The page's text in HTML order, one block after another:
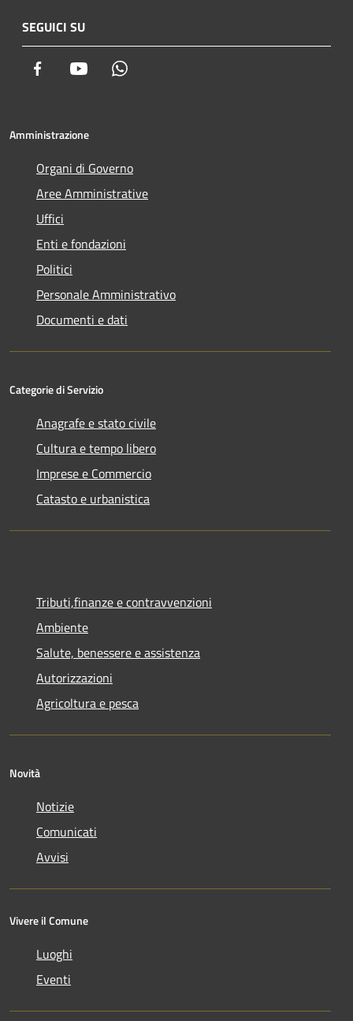
SEGUICI SU
Facebook Youtube
Amministrazione
Organi di Governo
Aree Amministrative
Uffici
Enti e fondazioni
Politici
Personale Amministrativo
Documenti e dati
Categorie di Servizio
Anagrafe e stato civile
Cultura e tempo libero
Imprese e Commercio
Catasto e urbanistica
Tributi,finanze e contravvenzioni
Ambiente
Salute, benessere e assistenza
Autorizzazioni
Agricoltura e pesca
Novità
Notizie
Comunicati
Avvisi
Vivere il Comune
Luoghi
Eventi